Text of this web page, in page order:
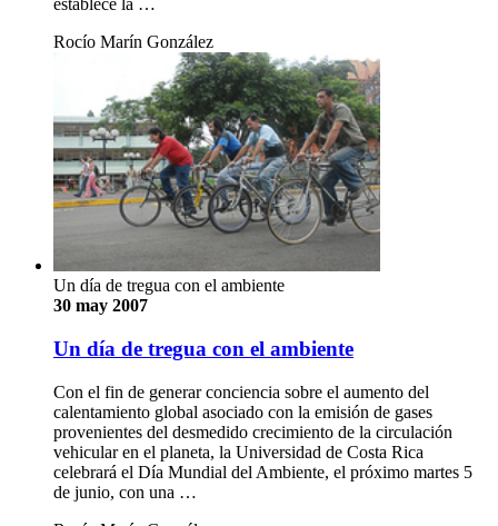
establece la …
Rocío Marín González
Un día de tregua con el ambiente
30 may 2007
Un día de tregua con el ambiente
Con el fin de generar conciencia sobre el aumento del
calentamiento global asociado con la emisión de gases
provenientes del desmedido crecimiento de la circulación
vehicular en el planeta, la Universidad de Costa Rica
celebrará el Día Mundial del Ambiente, el próximo martes 5
de junio, con una …